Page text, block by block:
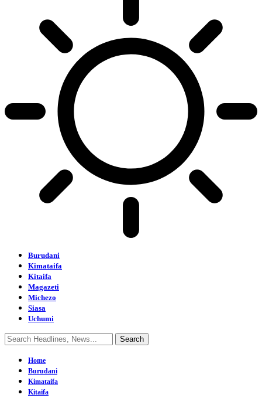
Burudani
Kimataifa
Kitaifa
Magazeti
Michezo
Siasa
Uchumi
Home
Burudani
Kimataifa
Kitaifa